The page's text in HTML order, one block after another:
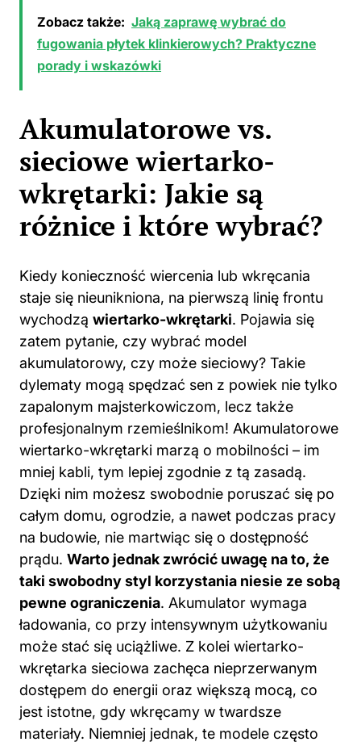
Zobacz także: Jaką zaprawę wybrać do
fugowania płytek klinkierowych? Praktyczne
porady i wskazówki
Akumulatorowe vs.
sieciowe wiertarko-
wkrętarki: Jakie są
różnice i które wybrać?
Kiedy konieczność wiercenia lub wkręcania
staje się nieunikniona, na pierwszą linię frontu
wychodzą wiertarko-wkrętarki. Pojawia się
zatem pytanie, czy wybrać model
akumulatorowy, czy może sieciowy? Takie
dylematy mogą spędzać sen z powiek nie tylko
zapalonym majsterkowiczom, lecz także
profesjonalnym rzemieślnikom! Akumulatorowe
wiertarko-wkrętarki marzą o mobilności – im
mniej kabli, tym lepiej zgodnie z tą zasadą.
Dzięki nim możesz swobodnie poruszać się po
całym domu, ogrodzie, a nawet podczas pracy
na budowie, nie martwiąc się o dostępność
prądu. Warto jednak zwrócić uwagę na to, że
taki swobodny styl korzystania niesie ze sobą
pewne ograniczenia. Akumulator wymaga
ładowania, co przy intensywnym użytkowaniu
może stać się uciążliwe. Z kolei wiertarko-
wkrętarka sieciowa zachęca nieprzerwanym
dostępem do energii oraz większą mocą, co
jest istotne, gdy wkręcamy w twardsze
materiały. Niemniej jednak, te modele często